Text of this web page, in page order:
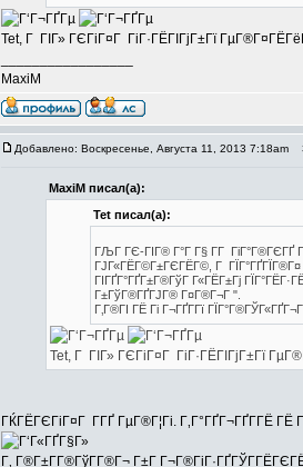
Tet, Г ГІГ» ГЄГіГ¤Г ГіГ·ГЁГІГјГ±Гї
MaxiM
Добавлено: Воскресенье, Августа 11, 2013 7:18am
MaxiM писал(а):
Tet писал(а):
ГЉГ ГЄ-ГІГ® Г°Г Г§ Г­Г ГіГ°Г®ГЄГҐ
ГЈГ«ГЁГ©Г±ГЄГЁГ©, Г ГЇГ°ГҐГЇГ®Г¤
ГІГҐГ°ГҐГ±Г®ГўГ Г«ГЁГ±Гј
Г±ГўГ®ГҐГЈГ® Г¤Г®Г¬Г ".
Г‚Г®ГІ ГЁ Гі Г¬ГҐГ­Гї
Tet, Г ГІГ» ГЄГіГ¤Г ГіГ·ГЁГІГјГ±Гї
ГЌГЁГЄГіГ¤Г Г­ГҐ ГµГ®Г¦Гі. Г‚Г°ГҐГ¬ГҐГ­ГЁ
Г‚ Г®Г±Г­Г®ГўГ­Г®Г¬ Г±Г